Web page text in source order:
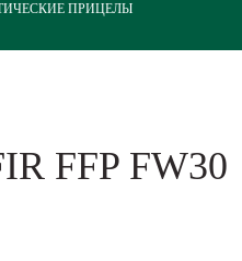
ПРИЦЕЛЫ
FFP FW30